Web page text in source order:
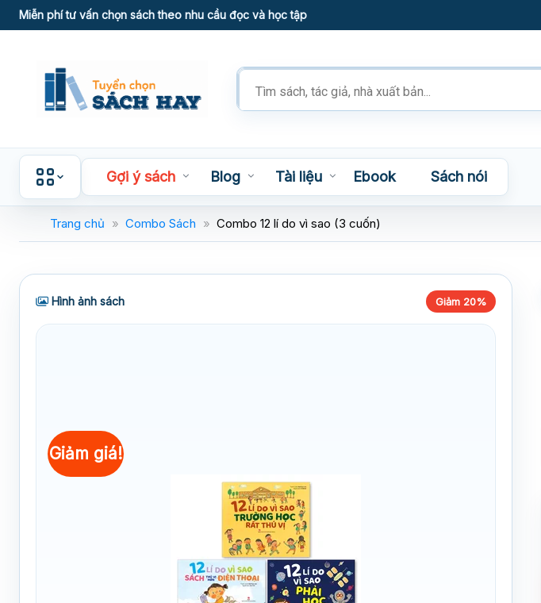
Skip
to
Miễn phí tư vấn chọn sách theo nhu cầu đọc và học tập
Tìm
kiếm
phẩm
Gợi ý sách Blog Tài liệu Ebook Sách nói
Trang chủ » Combo Sách » Combo 12 lí do vì sao (3 cuốn)
Hình ảnh sách Giảm 20%
Giảm giá!